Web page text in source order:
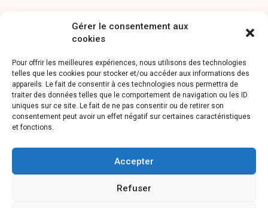
Gérer le consentement aux
cookies
Pour offrir les meilleures expériences, nous utilisons des technologies
telles que les cookies pour stocker et/ou accéder aux informations des
appareils. Le fait de consentir à ces technologies nous permettra de
traiter des données telles que le comportement de navigation ou les ID
uniques sur ce site. Le fait de ne pas consentir ou de retirer son
consentement peut avoir un effet négatif sur certaines caractéristiques
et fonctions.
Accepter
Refuser